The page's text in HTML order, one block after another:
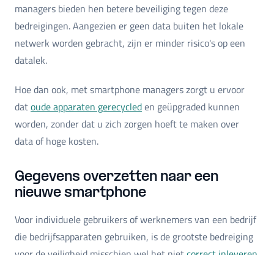
managers bieden hen betere beveiliging tegen deze
bedreigingen. Aangezien er geen data buiten het lokale
netwerk worden gebracht, zijn er minder risico's op een
datalek.
Hoe dan ook, met smartphone managers zorgt u ervoor
datoude apparaten gerecycleden geüpgraded kunnen
worden, zonder dat u zich zorgen hoeft te maken over
data of hoge kosten.
Gegevens overzetten naar een
nieuwe smartphone
Voor individuele gebruikers of werknemers van een bedrijf
die bedrijfsapparaten gebruiken, is de grootste bedreiging